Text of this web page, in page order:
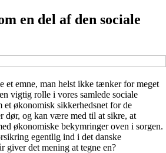
en del af den sociale
et emne, man helst ikke tænker for meget
vigtig rolle i vores samlede sociale
et økonomisk sikkerhedsnet for de
dør, og kan være med til at sikre, at
økonomiske bekymringer oven i sorgen.
egentlig ind i det danske
giver det mening at tegne en?